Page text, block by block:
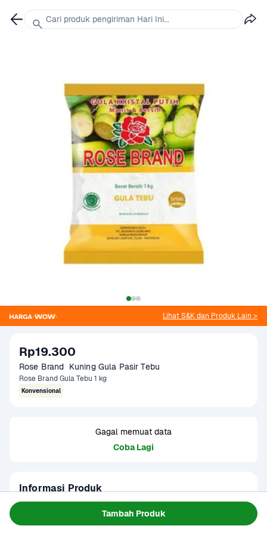
Tambah Produk
Lihat S&K dan Produk Lain >
Rp19.300
Rose Brand  Kuning Gula Pasir Tebu
Rose Brand Gula Tebu 1 kg
Konvensional
Gagal memuat data
Coba Lagi
Informasi Produk
Rose Brand Kuning Gula Pasir Tebu B2B merupakan pilihan
tepat untuk kebutuhan usaha atau rumah tangga dengan
volume tinggi. Gula pasir ini memiliki butiran halus dan
Baca Selengkapnya
Cari produk pengiriman Hari Ini...